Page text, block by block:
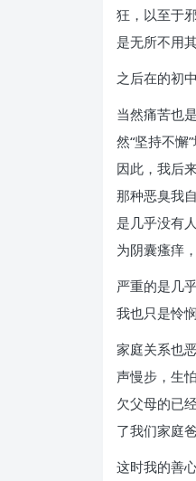
狂，以至于
是无所不用
之后在的初
当然痛苦也
然“坚持不
因此，我后
那种恶臭我
是几乎没有
为阴囊瘙痒
严重的是几
我也只是怜悯
家庭关系也
声慢步，生
欠父母的已
了我们家庭
这时我的善